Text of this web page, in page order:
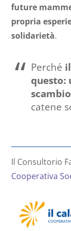
future
propria
solidarietà.
Perché
questo:
scambio
catene
Il Consultorio
Cooperativa